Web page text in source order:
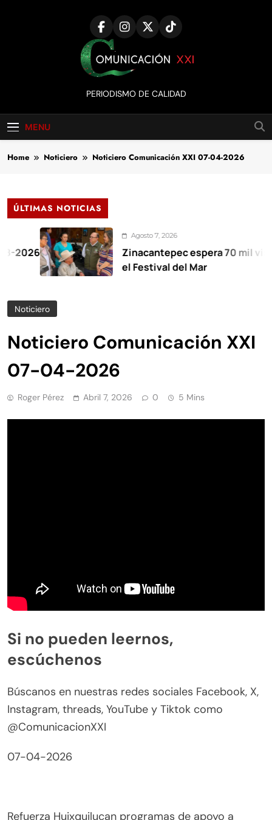
Comunicación
XXI
PERIODISMO DE CALIDAD
MENU
Home Noticiero Noticiero Comunicación XXI 07-04-2026
ÚLTIMAS NOTICIAS
Agosto 7, 2026
Zinacantepec espera 70 mil visitantes
el Festival del Mar
Noticiero
Noticiero Comunicación XXI
07-04-2026
Roger Pérez Abril 7, 2026 0 5 Mins
Si no pueden leernos,
escúchenos
Búscanos en nuestras redes sociales Facebook, X,
Instagram, threads, YouTube y Tiktok como
@ComunicacionXXI
07-04-2026
Refuerza Huixquilucan programas de apoyo a